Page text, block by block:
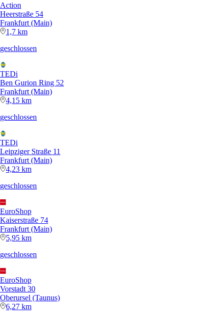
Action
Heerstraße 54
Frankfurt (Main)
1,7 km
geschlossen
TEDi
Ben Gurion Ring 52
Frankfurt (Main)
4,15 km
geschlossen
TEDi
Leipziger Straße 11
Frankfurt (Main)
4,23 km
geschlossen
EuroShop
Kaiserstraße 74
Frankfurt (Main)
5,95 km
geschlossen
EuroShop
Vorstadt 30
Oberursel (Taunus)
6,27 km